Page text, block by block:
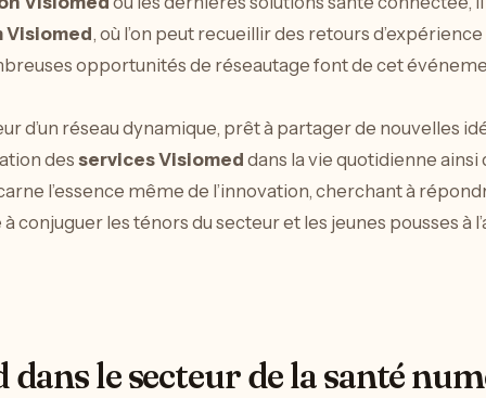
Visiomed, où l’on peut recueillir des retours
opportunités de réseautage font de cet
d’un réseau dynamique, prêt à partager de nouvelles
des services Visiomed dans la vie quotidienne ainsi
l’essence même de l’innovation, cherchant à
conjuguer les ténors du secteur et les jeunes pousses à
le secteur de la santé